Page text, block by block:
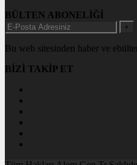
BÜLTEN ABONELİĞİ
+
Bu web sitesinden haber ve
BİZİ TAKİP ET